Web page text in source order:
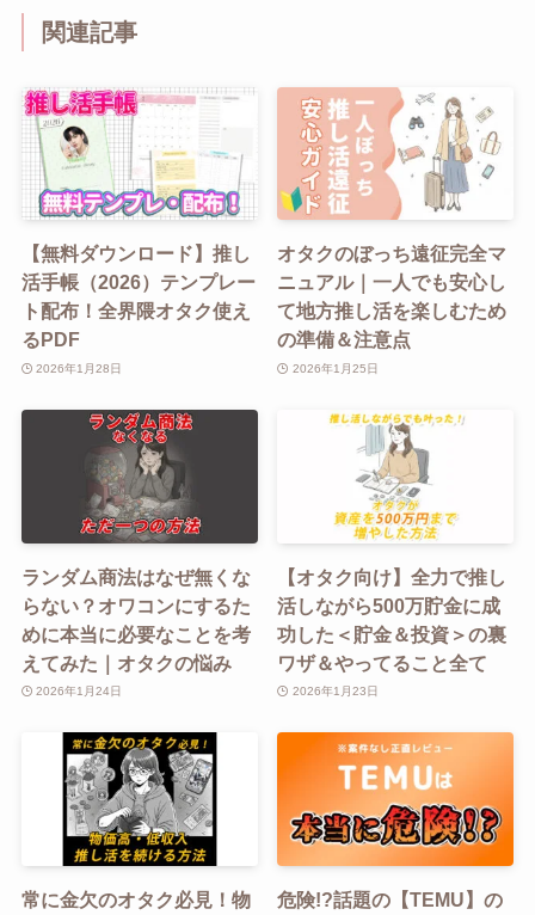
関連記事
【無料ダウンロード】推し
活手帳（2026）テンプレー
ト配布！全界隈オタク使え
るPDF
2026年1月28日
オタクのぼっち遠征完全マ
ニュアル｜一人でも安心し
て地方推し活を楽しむため
の準備＆注意点
2026年1月25日
ランダム商法はなぜ無くな
らない？オワコンにするた
めに本当に必要なことを考
えてみた｜オタクの悩み
2026年1月24日
【オタク向け】全力で推し
活しながら500万貯金に成
功した＜貯金＆投資＞の裏
ワザ＆やってること全て
2026年1月23日
常に金欠のオタク必見！物
危険!?話題の【TEMU】の